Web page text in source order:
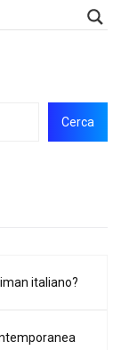
Cerca
italiano?